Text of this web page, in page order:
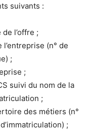
suivants :
l’offre ;
(n° de
;
;
suivi du nom de la
;
des métiers (n°
;